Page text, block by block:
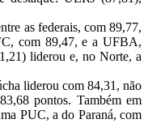
as federais, com 89,77,
com 89,47, e a UFBA,
liderou e, no Norte, a
liderou com 84,31, não
pontos. Também em
PUC, a do Paraná, com